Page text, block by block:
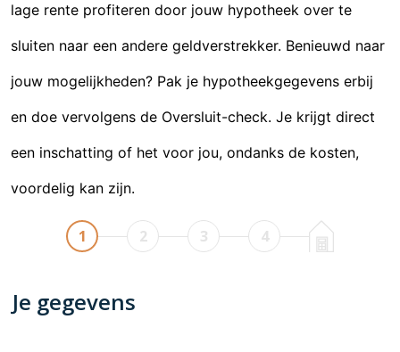
lage rente profiteren door jouw hypotheek over te
sluiten naar een andere geldverstrekker. Benieuwd naar
jouw mogelijkheden? Pak je hypotheekgegevens erbij
en doe vervolgens de Oversluit-check. Je krijgt direct
een inschatting of het voor jou, ondanks de kosten,
voordelig kan zijn.